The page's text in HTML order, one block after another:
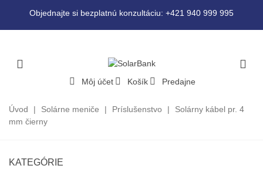
Objednajte si bezplatnú konzultáciu: +421 940 999 995
Môj účet Košík Predajne
Úvod | Solárne meniče | Príslušenstvo |
Solárny kábel pr. 4
mm čierny
KATEGÓRIE